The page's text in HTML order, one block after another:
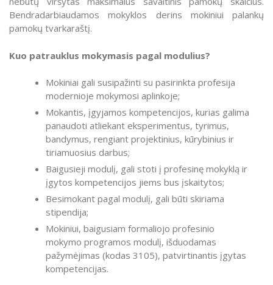
Suaugusiųjų mokymas (UT arba asmeninėmis lėšomis)
Bendradarbiaudamos mokyklos derins mokiniui palankų
pamokų tvarkaraštį.
Kuo patrauklus mokymasis pagal modulius?
Mokiniai gali susipažinti su pasirinkta profesija
modernioje mokymosi aplinkoje;
Mokantis, įgyjamos kompetencijos, kurias galima
panaudoti atliekant eksperimentus, tyrimus,
bandymus, rengiant projektinius, kūrybinius ir
tiriamuosius darbus;
Baigusieji modulį, gali stoti į profesinę mokyklą ir
įgytos kompetencijos jiems bus įskaitytos;
Besimokant pagal modulį, gali būti skiriama
stipendija;
Mokiniui, baigusiam formaliojo profesinio
mokymo programos modulį, išduodamas
pažymėjimas (kodas 3105), patvirtinantis įgytas
kompetencijas.